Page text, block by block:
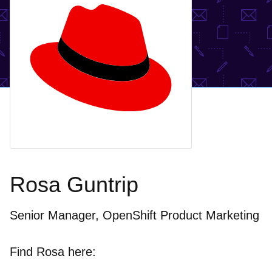
Rosa Guntrip
Senior Manager, OpenShift Product Marketing
Find Rosa here: